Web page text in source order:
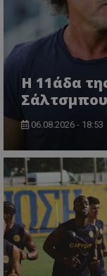
Η 11άδα
06.08.2026 - 18:53